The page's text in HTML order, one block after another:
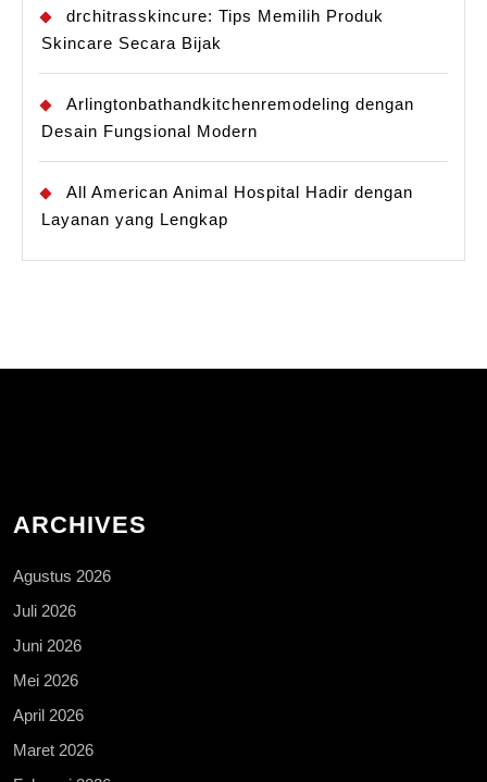
drchitrasskincure: Tips Memilih Produk
Skincare Secara Bijak
Arlingtonbathandkitchenremodeling dengan
Desain Fungsional Modern
All American Animal Hospital Hadir dengan
Layanan yang Lengkap
ARCHIVES
Agustus 2026
Juli 2026
Juni 2026
Mei 2026
April 2026
Maret 2026